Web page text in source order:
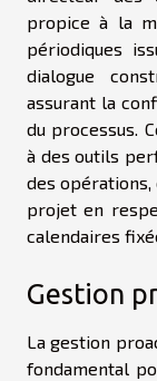
propice à la
périodiques
dialogue
assurant la
du processus.
à des outils
des
projet en
calendaires
Gestion
La gestion
fondamental